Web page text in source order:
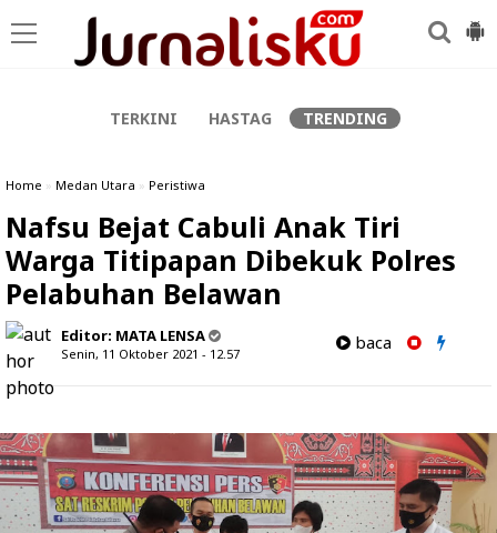
TERKINI HASTAG TRENDING
Home » Medan Utara » Peristiwa
Nafsu Bejat Cabuli Anak Tiri
Warga Titipapan Dibekuk Polres
Pelabuhan Belawan
Editor: MATA LENSA
Senin, 11 Oktober 2021 - 12.57
baca